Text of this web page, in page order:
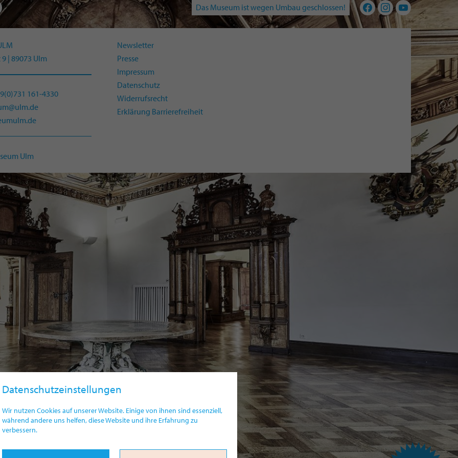
Datenschutzeinstellungen
Wir nutzen Cookies auf unserer Website. Einige von ihnen sind essenziell,
während andere uns helfen, diese Website und ihre Erfahrung zu
verbessern.
Das Museum ist wegen Umbau geschlossen!
| 89073 Ulm
161-4330
Newsletter
Presse
Impressum
Datenschutz
Widerrufsrecht
Erklärung Barrierefreiheit
Ulm